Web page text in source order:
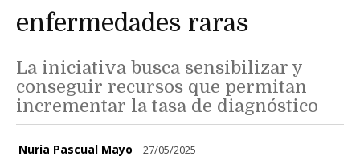
enfermedades raras
La iniciativa busca sensibilizar y
conseguir recursos que permitan
incrementar la tasa de diagnóstico
Nuria Pascual Mayo 27/05/2025